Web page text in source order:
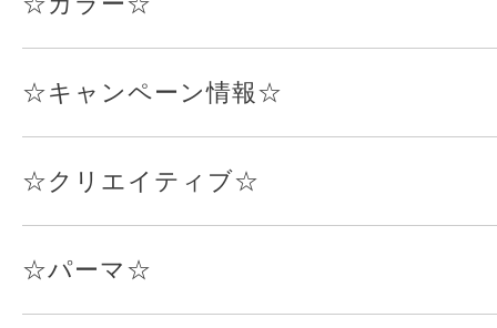
☆キャンペーン情報☆
☆クリエイティブ☆
☆パーマ☆